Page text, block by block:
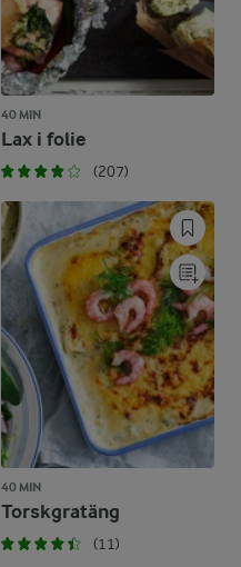
40 MIN
Lax i folie
(207)
40 MIN
Torskgratäng
(11)